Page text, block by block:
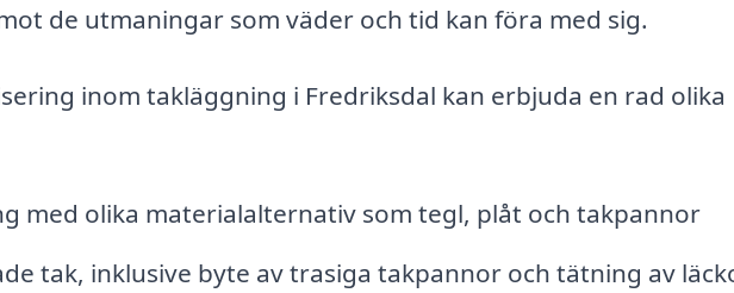
de utmaningar som väder och tid kan föra med sig.
inom takläggning i Fredriksdal kan erbjuda en rad olika
med olika materialalternativ som tegl, plåt och takpannor
tak, inklusive byte av trasiga takpannor och tätning av